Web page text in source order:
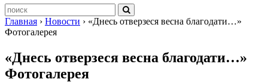
Главная › Новости › «Днесь отверзеся весна благодати…»
Фотогалерея
«Днесь отверзеся весна благодати…»
Фотогалерея